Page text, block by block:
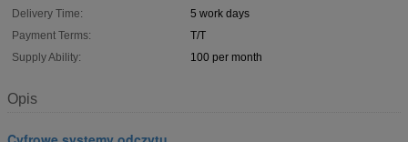
Delivery Time:
5 work days
Payment Terms:
T/T
Supply Ability:
100 per month
Opis